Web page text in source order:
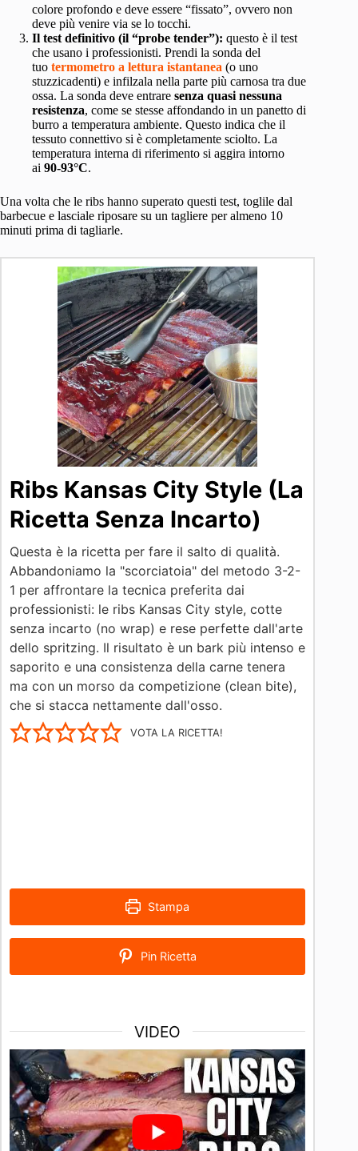
colore profondo e deve essere “fissato”, ovvero non
deve più venire via se lo tocchi.
Il test definitivo (il “probe tender”): questo è il test
che usano i professionisti. Prendi la sonda del
tuo termometro a lettura istantanea (o uno
stuzzicadenti) e infilzala nella parte più carnosa tra due
ossa. La sonda deve entrare senza quasi nessuna
resistenza, come se stesse affondando in un panetto di
burro a temperatura ambiente. Questo indica che il
tessuto connettivo si è completamente sciolto. La
temperatura interna di riferimento si aggira intorno
ai 90-93°C.
Una volta che le ribs hanno superato questi test, toglile dal
barbecue e lasciale riposare su un tagliere per almeno 10
minuti prima di tagliarle.
Ribs Kansas City Style (La
Ricetta Senza Incarto)
Questa è la ricetta per fare il salto di qualità.
Abbandoniamo la "scorciatoia" del metodo 3-2-
1 per affrontare la tecnica preferita dai
professionisti: le ribs Kansas City style, cotte
senza incarto (no wrap) e rese perfette dall'arte
dello spritzing. Il risultato è un bark più intenso e
saporito e una consistenza della carne tenera
ma con un morso da competizione (clean bite),
che si stacca nettamente dall'osso.
VOTA LA RICETTA!
Stampa
Pin Ricetta
VIDEO